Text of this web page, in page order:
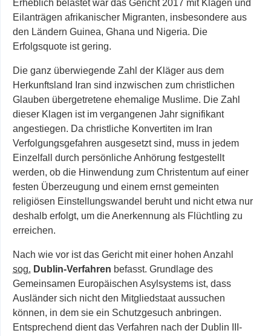
Erheblich belastet war das Gericht 2017 mit Klagen und
Eilanträgen afrikanischer Migranten, insbesondere aus
den Ländern Guinea, Ghana und Nigeria. Die
Erfolgsquote ist gering.
Die ganz überwiegende Zahl der Kläger aus dem
Herkunftsland Iran sind inzwischen zum christlichen
Glauben übergetretene ehemalige Muslime. Die Zahl
dieser Klagen ist im vergangenen Jahr signifikant
angestiegen. Da christliche Konvertiten im Iran
Verfolgungsgefahren ausgesetzt sind, muss in jedem
Einzelfall durch persönliche Anhörung festgestellt
werden, ob die Hinwendung zum Christentum auf einer
festen Überzeugung und einem ernst gemeinten
religiösen Einstellungswandel beruht und nicht etwa nur
deshalb erfolgt, um die Anerkennung als Flüchtling zu
erreichen.
Nach wie vor ist das Gericht mit einer hohen Anzahl
sog. Dublin-Verfahren befasst. Grundlage des
Gemeinsamen Europäischen Asylsystems ist, dass
Ausländer sich nicht den Mitgliedstaat aussuchen
können, in dem sie ein Schutzgesuch anbringen.
Entsprechend dient das Verfahren nach der Dublin III-